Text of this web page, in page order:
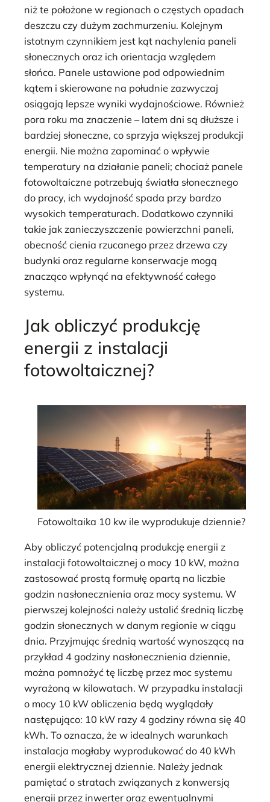
niż te położone w regionach o częstych opadach
deszczu czy dużym zachmurzeniu. Kolejnym
istotnym czynnikiem jest kąt nachylenia paneli
słonecznych oraz ich orientacja względem
słońca. Panele ustawione pod odpowiednim
kątem i skierowane na południe zazwyczaj
osiągają lepsze wyniki wydajnościowe. Również
pora roku ma znaczenie – latem dni są dłuższe i
bardziej słoneczne, co sprzyja większej produkcji
energii. Nie można zapominać o wpływie
temperatury na działanie paneli; chociaż panele
fotowoltaiczne potrzebują światła słonecznego
do pracy, ich wydajność spada przy bardzo
wysokich temperaturach. Dodatkowo czynniki
takie jak zanieczyszczenie powierzchni paneli,
obecność cienia rzucanego przez drzewa czy
budynki oraz regularne konserwacje mogą
znacząco wpłynąć na efektywność całego
systemu.
Jak obliczyć produkcję
energii z instalacji
fotowoltaicznej?
Fotowoltaika 10 kw ile wyprodukuje dziennie?
Aby obliczyć potencjalną produkcję energii z
instalacji fotowoltaicznej o mocy 10 kW, można
zastosować prostą formułę opartą na liczbie
godzin nasłonecznienia oraz mocy systemu. W
pierwszej kolejności należy ustalić średnią liczbę
godzin słonecznych w danym regionie w ciągu
dnia. Przyjmując średnią wartość wynoszącą na
przykład 4 godziny nasłonecznienia dziennie,
można pomnożyć tę liczbę przez moc systemu
wyrażoną w kilowatach. W przypadku instalacji
o mocy 10 kW obliczenia będą wyglądały
następująco: 10 kW razy 4 godziny równa się 40
kWh. To oznacza, że w idealnych warunkach
instalacja mogłaby wyprodukować do 40 kWh
energii elektrycznej dziennie. Należy jednak
pamiętać o stratach związanych z konwersją
energii przez inwerter oraz ewentualnymi